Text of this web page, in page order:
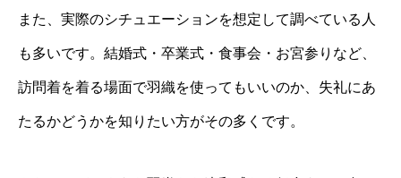
また、実際のシチュエーションを想定して調べている人
も多いです。結婚式・卒業式・食事会・お宮参りなど、
訪問着を着る場面で羽織を使ってもいいのか、失礼にあ
たるかどうかを知りたい方がその多くです。